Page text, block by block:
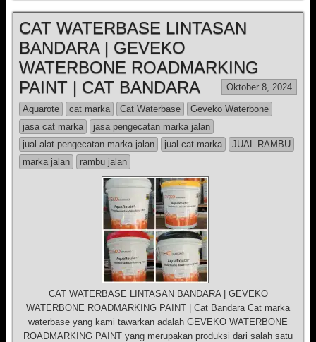
CAT WATERBASE LINTASAN
BANDARA | GEVEKO
WATERBONE ROADMARKING
PAINT | CAT BANDARA
Oktober 8, 2024
Aquarote cat marka Cat Waterbase
Geveko Waterbone
jasa cat marka
jasa pengecatan marka jalan
jual alat pengecatan marka jalan
jual cat marka
JUAL RAMBU
marka jalan
rambu jalan
CAT WATERBASE LINTASAN BANDARA | GEVEKO
WATERBONE ROADMARKING PAINT | Cat Bandara Cat marka
waterbase yang kami tawarkan adalah GEVEKO WATERBONE
ROADMARKING PAINT yang merupakan produksi dari salah satu